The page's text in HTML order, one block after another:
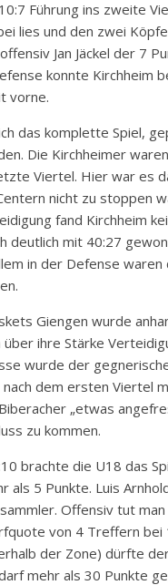
Führung ins zweite
lies und den zwei
Jan Jäckel der 7
konnte Kirchheim
vorne.
das komplette Spiel,
Die Kirchheimer
Viertel. Hier war es
nicht zu stoppen
fand Kirchheim
deutlich mit 40:27
in der Defense
Giengen wurde
ihre Stärke
wurde der
dem ersten Viertel
„etwas
zu kommen.
brachte die U18 das
5 Punkte. Luis
Offensiv tut
von 4 Treffern bei
der Zone) dürfte
mehr als 30 Punkte